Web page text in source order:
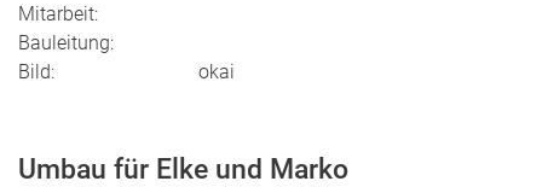
Mitarbeit:
Bauleitung:
Bild:
okai
Umbau für Elke und Marko